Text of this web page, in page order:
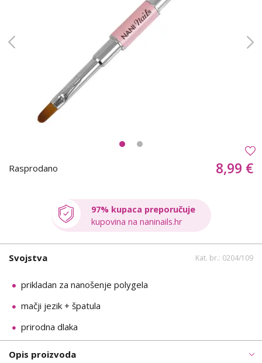
Rasprodano 8,99 €
97% kupaca preporučuje
kupovina na naninails.hr
Svojstva Kat. br.: 0204/109
prikladan za nanošenje polygela
mačji jezik + špatula
prirodna dlaka
Opis proizvoda